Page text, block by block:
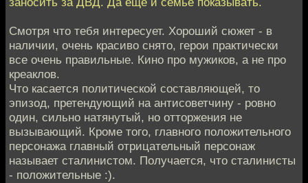
Смотря что тебя интересует. Хороший сюжет - в
наличии, очень красиво снято, герои практически
все очень правильные. Кино про мужиков, а не про
креаклов.
Что касается политической составляющей, то
эпизод, претендующий на антисоветчину - ровно
один, сильно натянутый, но отторжения не
вызывающий. Кроме того, главного положительного
персонажа главный отрицательный персонаж
называет сталинистом. Получается, что сталинисты
- положительные :).